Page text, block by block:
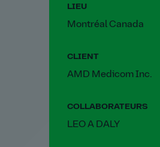
LIEU
Montréal Canada
CLIENT
AMD Medicom Inc.
COLLABORATEURS
LEO A DALY